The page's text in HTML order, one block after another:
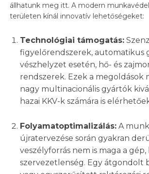
állhatunk meg itt. A modern
területen kínál innovatív lehetőségeket:
Technológiai támogatás:
figyelőrendszerek, automatikus
vészhelyzet esetén, hő- és
rendszerek. Ezek a megoldások
nagy multinacionális gyártók
hazai KKV-k számára is
Folyamatoptimalizálás: A
újratervezése során gyakran
veszélyforrás nem is maga a gép,
szervezetlenség. Egy átgondolt